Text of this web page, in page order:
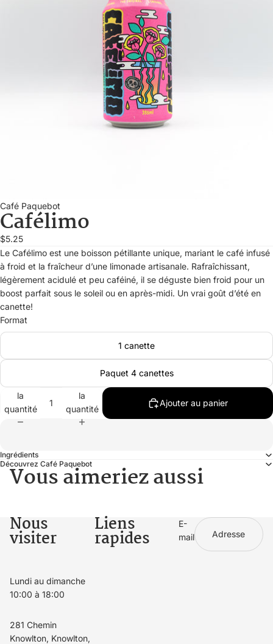
Café Paquebot
Cafélimo
$5.25
Le Cafélimo est une boisson pétillante unique, mariant le café infusé
à froid et la fraîcheur d’une limonade artisanale. Rafraîchissant,
légèrement acidulé et peu caféiné, il se déguste bien froid pour un
boost parfait sous le soleil ou en après-midi. Un vrai goût d’été en
canette!
Format
1 canette
Paquet 4 canettes
la
quantité
la
quantité
Ajouter au panier
Ingrédients
Découvrez Café Paquebot
Vous aimeriez aussi
Nous
visiter
Lundi au dimanche
10:00 à 18:00
281 Chemin
Knowlton, Knowlton,
Liens
rapides
E-
mail